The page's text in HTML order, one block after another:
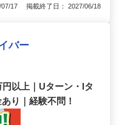
07/17 掲載終了日： 2027/06/18
バー
円以上｜Uターン・Iタ
り｜経験不問！